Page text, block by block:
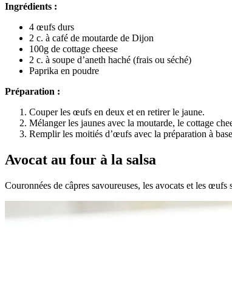
Ingrédients :
4 œufs durs
2 c. à café de moutarde de Dijon
100g de cottage cheese
2 c. à soupe d’aneth haché (frais ou séché)
Paprika en poudre
Préparation :
Couper les œufs en deux et en retirer le jaune.
Mélanger les jaunes avec la moutarde, le cottage
Remplir les moitiés d’œufs avec la préparation à
Avocat au four à la salsa
Couronnées de câpres savoureuses, les avocats et les